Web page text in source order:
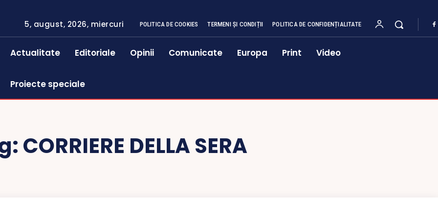
5, august, 2026, miercuri POLITICA DE COOKIES TERMENI ȘI CONDIȚII POLITICA DE CONFIDENȚIALITATE
Actualitate Editoriale Opinii Comunicate Europa Print Video
Proiecte speciale
CORRIERE DELLA SERA